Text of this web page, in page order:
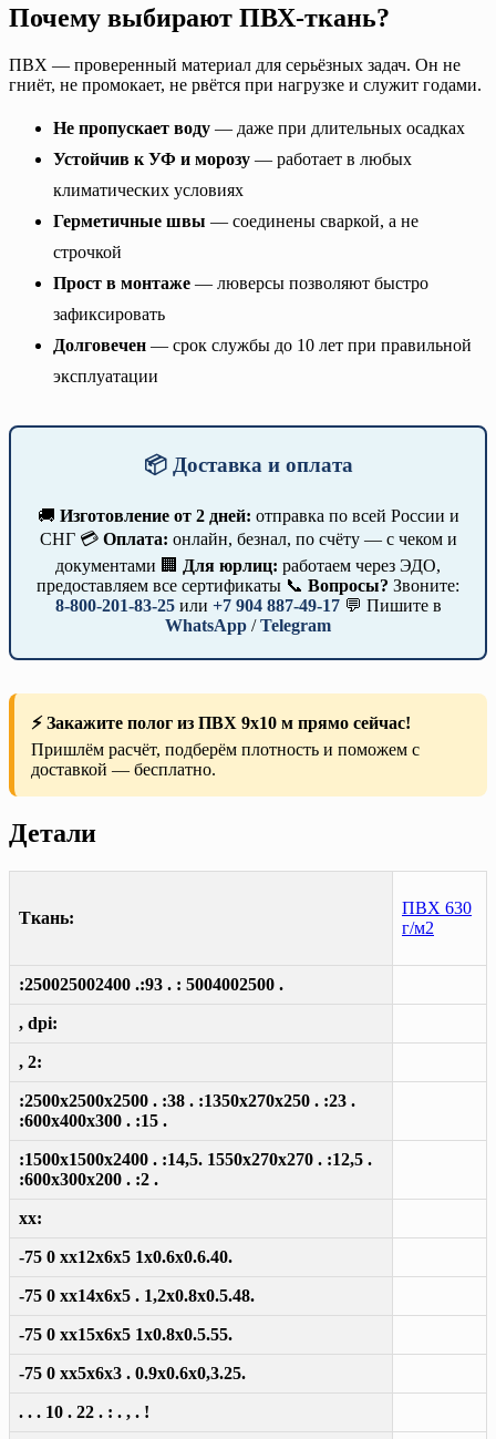
Почему выбирают ПВХ-ткань?
ПВХ — проверенный материал для серьёзных задач. Он не
гниёт, не промокает, не рвётся при нагрузке и служит годами.
Не пропускает воду — даже при длительных осадках
Устойчив к УФ и морозу — работает в любых
климатических условиях
Герметичные швы — соединены сваркой, а не
строчкой
Прост в монтаже — люверсы позволяют быстро
зафиксировать
Долговечен — срок службы до 10 лет при правильной
эксплуатации
📦 Доставка и оплата
🚚 Изготовление от 2 дней: отправка по всей России и
СНГ 💳 Оплата: онлайн, безнал, по счёту — с чеком и
документами 🏢 Для юрлиц: работаем через ЭДО,
предоставляем все сертификаты 📞 Вопросы? Звоните:
8-800-201-83-25или +7 904 887-49-17💬 Пишите в
WhatsApp /Telegram
⚡ Закажите полог из ПВХ 9х10 м прямо сейчас!
Пришлём расчёт, подберём плотность и поможем с
доставкой — бесплатно.
Детали
Ткань:
ПВХ 630
г/м2
:250025002400 .:93 . : 5004002500 .
, dpi:
, 2:
:2500x2500x2500 . :38 . :1350x270x250 . :23 .
:600x400x300 . :15 .
:1500x1500x2400 . :14,5. 1550x270x270 . :12,5 .
:600x300x200 . :2 .
xx:
-75 0 xx12x6x5 1x0.6x0.6.40.
-75 0 xx14x6x5 . 1,2x0.8x0.5.48.
-75 0 xx15x6x5 1x0.8x0.5.55.
-75 0 xx5x6x3 . 0.9x0.6x0,3.25.
. . . 10 . 22 . : . , . !